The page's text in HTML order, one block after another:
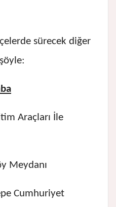
sürecek diğer
Araçları İle
Meydanı
Cumhuriyet